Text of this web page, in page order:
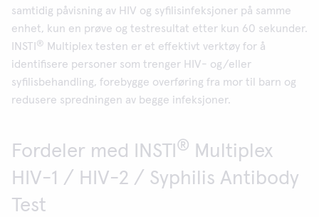
samtidig påvisning av HIV og syfilisinfeksjoner på samme
enhet, kun en prøve og testresultat etter kun 60 sekunder.
INSTI ®
Multiplex testen er et effektivt verktøy for å
identifisere personer som trenger HIV- og/eller
syfilisbehandling, forebygge overføring fra mor til barn og
redusere spredningen av begge infeksjoner.
Fordeler med INSTI ®
Multiplex
HIV-1 / HIV-2 / Syphilis Antibody
Test